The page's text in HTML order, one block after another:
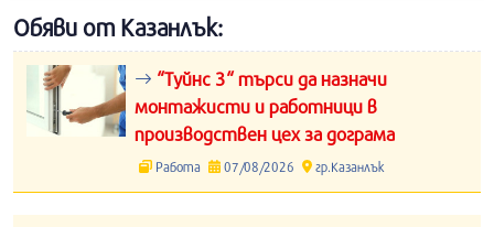
Обяви от Казанлък:
“Туйнс 3“ търси да назначи
монтажисти и работници в
производствен цех за дограма
Работа 07/08/2026 гр.Казанлък